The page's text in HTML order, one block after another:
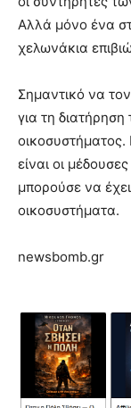
Αλλά μόνο ένα
χελωνάκια
Σημαντικό να
για τη
οικοσυστήματος.
είναι οι
μπορούσε να
οικοσυστήματα.
newsbomb.gr